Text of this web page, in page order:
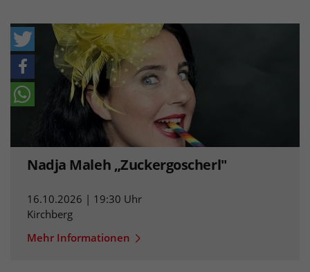
Nadja Maleh „Zuckergoscherl"
16.10.2026 | 19:30 Uhr
Kirchberg
Mehr Informationen